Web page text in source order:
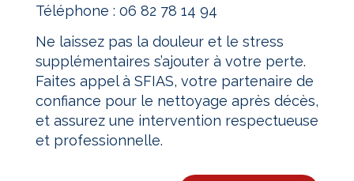
Téléphone : 06 82 78 14 94
Ne laissez pas la douleur et le stress
supplémentaires s’ajouter à votre perte.
Faites appel à SFIAS, votre partenaire de
confiance pour le nettoyage après décès,
et assurez une intervention respectueuse
et professionnelle.